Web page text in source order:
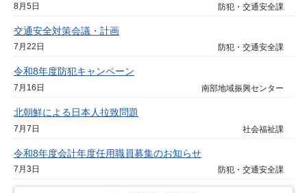
8月5日 防犯・交通安全課
交通安全対策会議・計画
7月22日 防犯・交通安全課
令和8年度防犯キャンペーン
7月16日 南部地域振興センター
北朝鮮による日本人拉致問題
7月7日 社会福祉課
令和8年度会計年度任用職員募集のお知らせ
7月3日 防犯・交通安全課